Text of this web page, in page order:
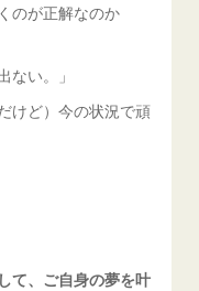
のが正解なのか
ない。」
けど）今の状況で頑
て、ご自身の夢を叶